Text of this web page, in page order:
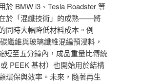
於 BMW i3、Tesla Roadster 等
於「混纖技術」的成熟——將
同時大幅降低材料成本。例
纖維與玻璃纖維混編預浸料，
短至五分鐘內，成品重量比傳統
PEEK 基材）也開始用於結構
環保與效率。未來，隨著再生